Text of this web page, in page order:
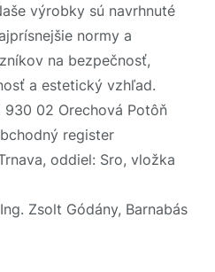
výrobky sú navrhnuté
normy a
na bezpečnosť,
a estetický vzhľad.
930 02 Orechová Potôň
register
oddiel: Sro, vložka
Ing. Zsolt Gódány, Barnabás